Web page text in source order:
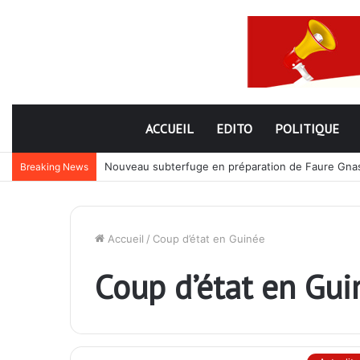
ACCUEIL EDITO POLITIQUE
Breaking News Nouveau subterfuge en préparation de Faure
Accueil / Coup d’état en Guinée
Coup d’état en